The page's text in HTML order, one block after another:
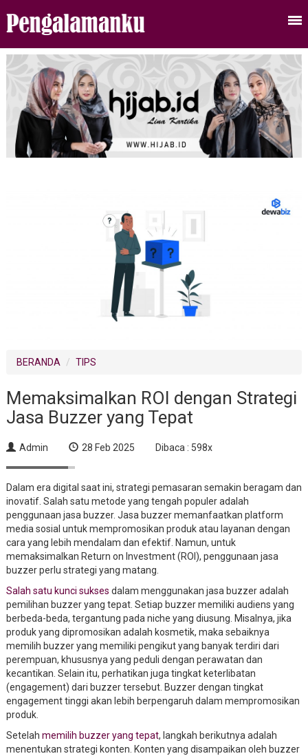
BERANDA TIPS
Memaksimalkan ROI dengan Strategi
Jasa Buzzer yang Tepat
Admin 28 Feb 2025 Dibaca : 598x
Dalam era digital saat ini, strategi pemasaran semakin beragam dan
inovatif. Salah satu metode yang tengah populer adalah
penggunaan jasa buzzer. Jasa buzzer memanfaatkan platform
media sosial untuk mempromosikan produk atau layanan dengan
cara yang lebih mendalam dan efektif. Namun, untuk
memaksimalkan Return on Investment (ROI), penggunaan jasa
buzzer perlu strategi yang matang.
Salah satu kunci sukses dalam menggunakan jasa buzzer adalah
pemilihan buzzer yang tepat. Setiap buzzer memiliki audiens yang
berbeda-beda, tergantung pada niche yang diusung. Misalnya, jika
produk yang dipromosikan adalah kosmetik, maka sebaiknya
memilih buzzer yang memiliki pengikut yang banyak terdiri dari
perempuan, khususnya yang peduli dengan perawatan dan
kecantikan. Selain itu, perhatikan juga tingkat keterlibatan
(engagement) dari buzzer tersebut. Buzzer dengan tingkat
engagement tinggi akan lebih berpengaruh dalam mempromosikan
produk.
Setelah memilih buzzer yang tepat, langkah berikutnya adalah
menentukan strategi konten. Konten yang disampaikan oleh buzzer